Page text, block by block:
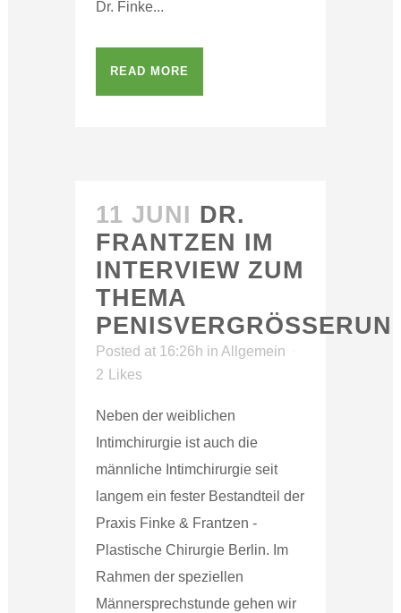
Dr. Finke...
READ MORE
11 JUNI DR.
FRANTZEN IM
INTERVIEW ZUM
THEMA
Posted at 16:26h in Allgemein
2
Likes
Neben der weiblichen
Intimchirurgie ist auch die
männliche Intimchirurgie seit
langem ein fester Bestandteil der
Praxis Finke & Frantzen -
Plastische Chirurgie Berlin. Im
Rahmen der speziellen
Männersprechstunde gehen wir